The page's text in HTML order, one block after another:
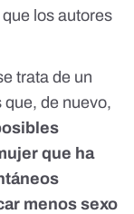
los autores
trata de un
de nuevo,
que ha
menos sexo